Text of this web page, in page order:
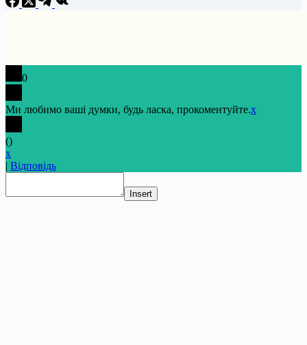
0
Ми любимо ваші думки, будь ласка, прокоментуйте.x
()
x
| Відповідь
Insert